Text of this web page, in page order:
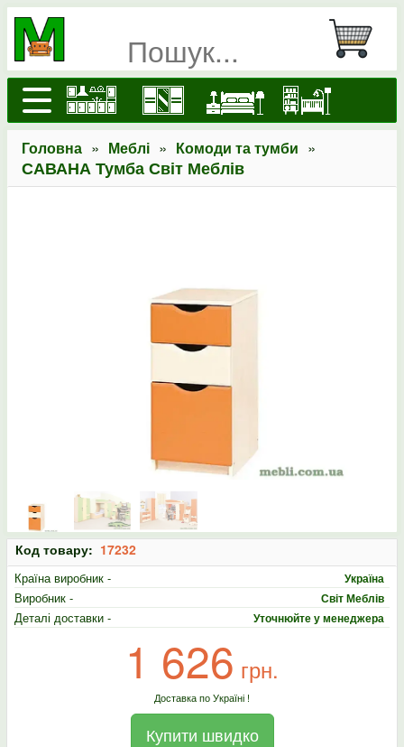
Головна » Меблі » Комоди та тумби »
САВАНА Тумба Світ Меблів
Код товару: 17232
Країна виробник - Україна
Виробник - Світ Меблів
Деталі доставки - Уточнюйте у менеджера
1 626 грн.
Доставка по Україні !
Купити швидко